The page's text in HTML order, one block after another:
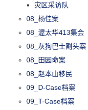
灾区采访队
08_杨佳案
08_渥太华413集会
08_灰狗巴士割头案
08_田园命案
08_赵本山移民
09_D-Case档案
09_T-Case档案